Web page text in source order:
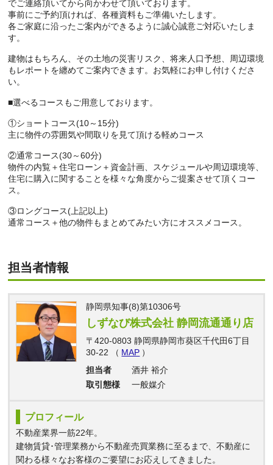
でご連絡頂いてから向かわせて頂いております。
事前にご予約頂ければ、各種資料もご準備いたします。
各ご家庭に沿ったご案内ができるように誠心誠意ご対応いたしま
す。
建物はもちろん、その土地の災害リスク、将来人口予想、周辺環境
もレポートを纏めてご案内できます。お気軽にお申し付けくださ
い。
■選べるコースもご用意しております。
①ショートコース(10～15分)
主に物件の雰囲気や間取りを見て頂ける軽めコース
②通常コース(30～60分)
物件の内覧＋住宅ローン＋資金計画、スケジュールや周辺環境等、
住宅に購入に関することを様々な角度からご提案させて頂くコー
ス。
③ロングコース(上記以上)
通常コース＋他の物件もまとめてみたい方にオススメコース。
担当者情報
静岡県知事(8)第10306号
しずなび株式会社 静岡流通通り店
〒420-0803 静岡県静岡市葵区千代田6丁目
30-22 （ MAP ）
担当者
酒井 裕介
取引態様
一般媒介
プロフィール
不動産業界一筋22年。
建物賃貸･管理業務から不動産売買業務に至るまで、不動産に
関わる様々なお客様のご要望にお応えしてきました。